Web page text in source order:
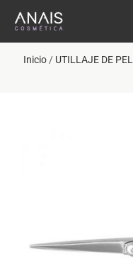
Inicio/ UTILLAJE DE